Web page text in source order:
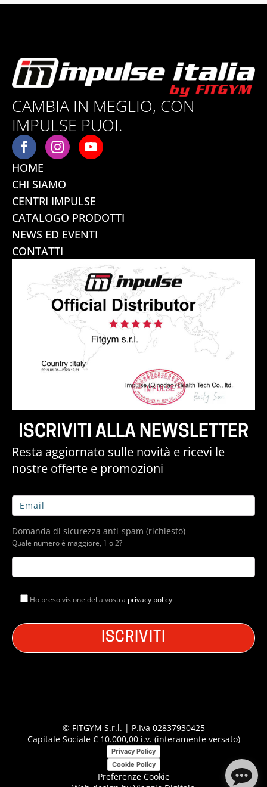
CAMBIA IN MEGLIO, CON
IMPULSE PUOI.
HOME
CHI SIAMO
CENTRI IMPULSE
CATALOGO PRODOTTI
NEWS ED EVENTI
CONTATTI
ISCRIVITI ALLA NEWSLETTER
Resta aggiornato sulle novità e ricevi le
nostre offerte e promozioni
Domanda di sicurezza anti-spam (richiesto)
Quale numero è maggiore, 1 o 2?
Ho preso visione della vostra privacy policy
© FITGYM S.r.l. | P.Iva 02837930425
Capitale Sociale € 10.000,00 i.v. (interamente versato)
Privacy Policy
Cookie Policy
Preferenze Cookie